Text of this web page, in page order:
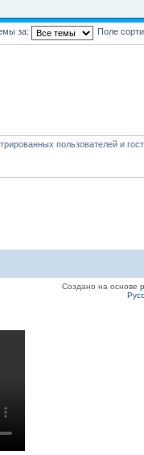
за: Поле
пользователей и
Создано на основе